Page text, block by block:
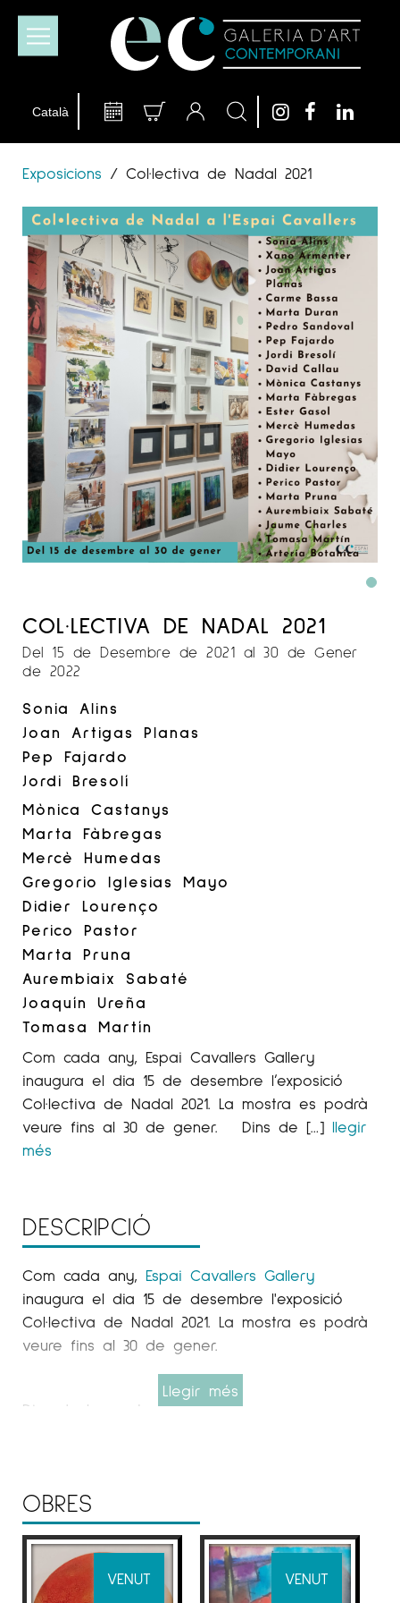
Exposicions / Col·lectiva de Nadal 2021
COL·LECTIVA DE NADAL 2021
Del 15 de Desembre de 2021 al 30 de Gener
de 2022
Sonia Alins
Joan Artigas Planas
Pep Fajardo
Jordi Bresolí
Mònica Castanys
Marta Fàbregas
Mercè Humedas
Gregorio Iglesias Mayo
Didier Lourenço
Perico Pastor
Marta Pruna
Aurembiaix Sabaté
Joaquín Ureña
Tomasa Martín
Com cada any, Espai Cavallers Gallery
inaugura el dia 15 de desembre l’exposició
Col·lectiva de Nadal 2021. La mostra es podrà
veure fins al 30 de gener. Dins de […] llegir
més
DESCRIPCIÓ
Com cada any, Espai Cavallers Gallery
inaugura el dia 15 de desembre l'exposició
Col·lectiva de Nadal 2021. La mostra es podrà
veure fins al 30 de gener.
Dins de la mostra es podran veure una gran
PedroSandoval
David Callau, Mònica Castanys;
MartaFàbregas, Ester Gasol,
Mercè Humedas , Gregorio Iglesias Mayo, Didier
Perico Pastor, Marta Pruna,
Llegir més
OBRES
VENUT VENUT